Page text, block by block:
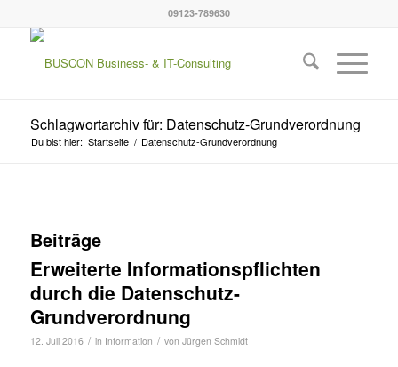
09123-789630
Schlagwortarchiv für: Datenschutz-Grundverordnung
Du bist hier: Startseite / Datenschutz-Grundverordnung
Beiträge
Erweiterte Informationspflichten
durch die Datenschutz-
Grundverordnung
12. Juli 2016 / in Information / von Jürgen Schmidt